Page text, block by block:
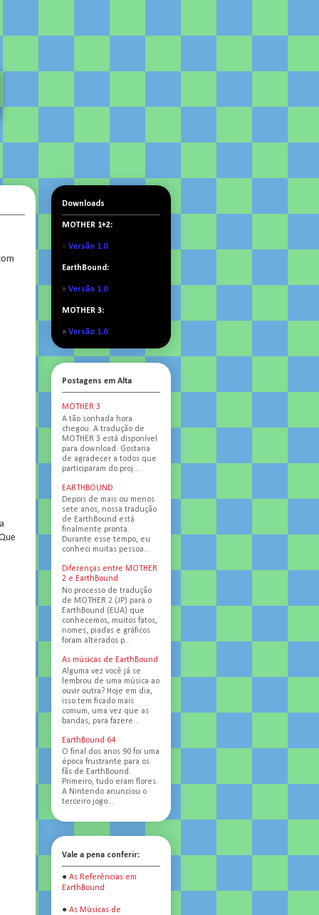
Downloads
MOTHER 1+2:
» Versão 1.0
EarthBound:
» Versão 1.0
MOTHER 3:
» Versão 1.0
Postagens em Alta
MOTHER 3
A tão sonhada hora
chegou. A tradução de
MOTHER 3 está disponível
para download. Gostaria
de agradecer a todos que
participaram do proj...
EARTHBOUND
Depois de mais ou menos
sete anos, nossa tradução
de EarthBound está
finalmente pronta.
Durante esse tempo, eu
conheci muitas pessoa...
Diferenças entre MOTHER
2 e EarthBound
No processo de tradução
de MOTHER 2 (JP) para o
EarthBound (EUA) que
conhecemos, muitos fatos,
nomes, piadas e gráficos
foram alterados p...
As músicas de EarthBound
Alguma vez você já se
lembrou de uma música ao
ouvir outra? Hoje em dia,
isso tem ficado mais
comum, uma vez que as
bandas, para fazere...
EarthBound 64
O final dos anos 90 foi uma
época frustrante para os
fãs de EarthBound.
Primeiro, tudo eram flores.
A Nintendo anunciou o
terceiro jogo...
Vale a pena conferir:
● As Referências em
EarthBound
● As Músicas de